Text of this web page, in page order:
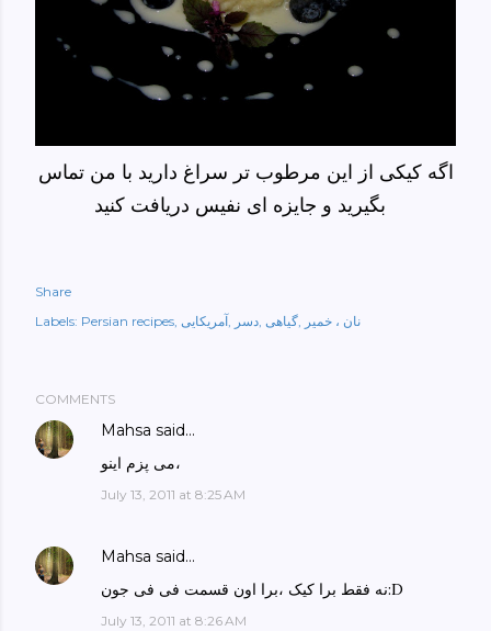
اگه کیکی از این مرطوب تر سراغ دارید با من تماس
Share
Labels: Persian recipes آمریکایی دسر گیاهی نان ، خمیر
COMMENTS
Mahsa said…
می پزم اینو،
July 13, 2011 at 8:25 AM
Mahsa said…
نه فقط برا کیک ،برا اون قسمت فی فی جون:D
July 13, 2011 at 8:26 AM